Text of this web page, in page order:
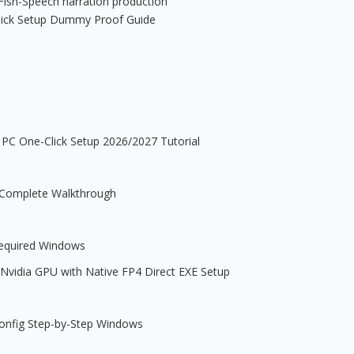
Setup Dummy Proof Guide
One-Click Setup 2026/2027 Tutorial
Walkthrough
Windows
GPU with Native FP4 Direct EXE Setup
Step-by-Step Windows